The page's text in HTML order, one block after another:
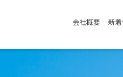
会社概要 新